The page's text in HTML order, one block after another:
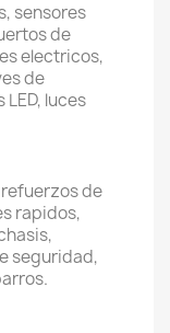
sensores
de
electricos,
de
luces
de
rapidos,
seguridad,